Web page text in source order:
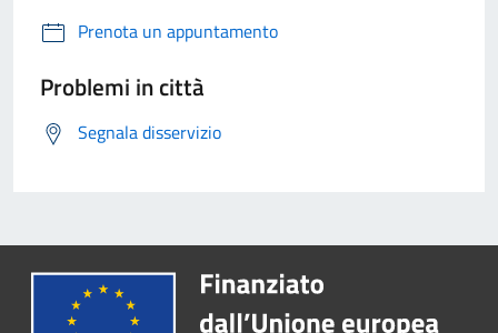
Prenota un appuntamento
Problemi in città
Segnala disservizio